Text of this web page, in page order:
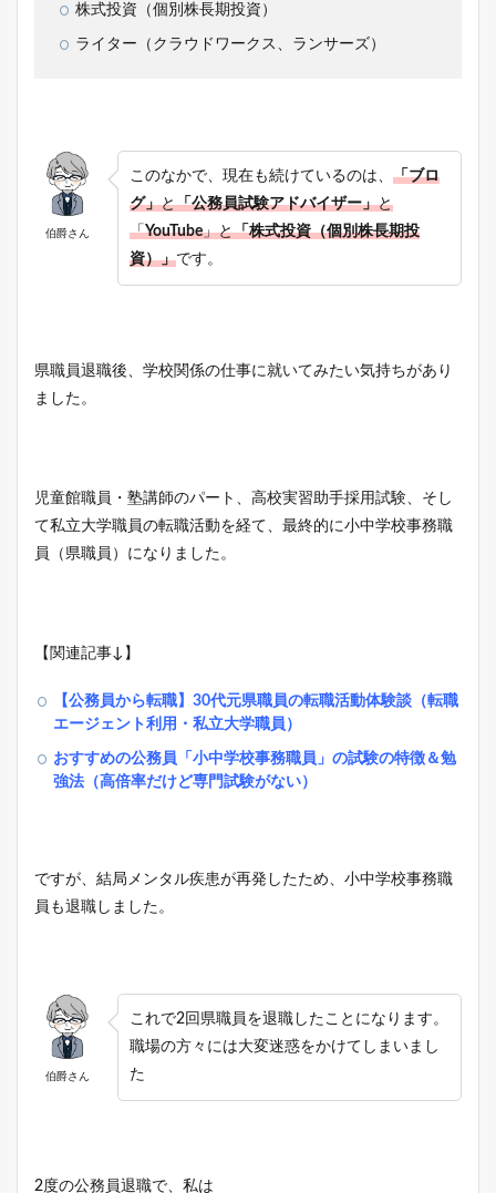
株式投資（個別株長期投資）
ライター（クラウドワークス、ランサーズ）
伯爵さん
このなかで、現在も続けているのは、 「ブロ
グ」と「公務員試験アドバイザー」と
「YouTube」と「株式投資（個別株長期投
資）」です。
県職員退職後、学校関係の仕事に就いてみたい気持ちがあり
ました。
児童館職員・塾講師のパート、高校実習助手採用試験、そし
て私立大学職員の転職活動を経て、最終的に小中学校事務職
員（県職員）になりました。
【関連記事↓】
【公務員から転職】30代元県職員の転職活動体験談（転職
エージェント利用・私立大学職員）
おすすめの公務員「小中学校事務職員」の試験の特徴＆勉
強法（高倍率だけど専門試験がない）
ですが、結局メンタル疾患が再発したため、小中学校事務職
員も退職しました。
伯爵さん
これで2回県職員を退職したことになります。
職場の方々には大変迷惑をかけてしまいまし
た
2度の公務員退職で、私は